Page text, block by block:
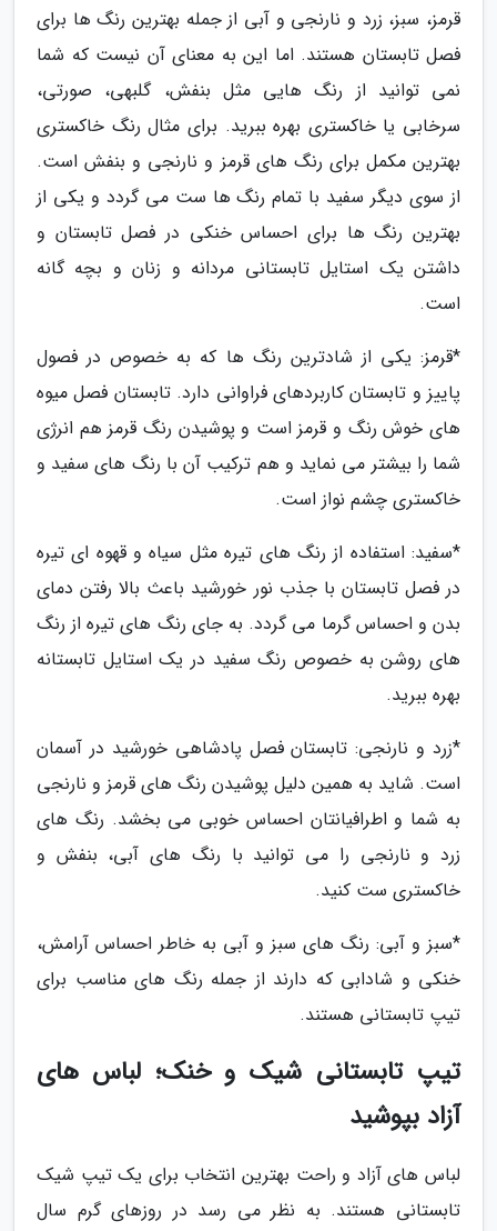
قرمز، سبز، زرد و نارنجی و آبی از جمله بهترین رنگ ها برای
فصل تابستان هستند. اما این به معنای آن نیست که شما
نمی توانید از رنگ هایی مثل بنفش، گلبهی، صورتی،
سرخابی یا خاکستری بهره ببرید. برای مثال رنگ خاکستری
بهترین مکمل برای رنگ های قرمز و نارنجی و بنفش است.
از سوی دیگر سفید با تمام رنگ ها ست می گردد و یکی از
بهترین رنگ ها برای احساس خنکی در فصل تابستان و
داشتن یک استایل تابستانی مردانه و زنان و بچه گانه
است.
*قرمز: یکی از شادترین رنگ ها که به خصوص در فصول
پاییز و تابستان کاربردهای فراوانی دارد. تابستان فصل میوه
های خوش رنگ و قرمز است و پوشیدن رنگ قرمز هم انرژی
شما را بیشتر می نماید و هم ترکیب آن با رنگ های سفید و
خاکستری چشم نواز است.
*سفید: استفاده از رنگ های تیره مثل سیاه و قهوه ای تیره
در فصل تابستان با جذب نور خورشید باعث بالا رفتن دمای
بدن و احساس گرما می گردد. به جای رنگ های تیره از رنگ
های روشن به خصوص رنگ سفید در یک استایل تابستانه
بهره ببرید.
*زرد و نارنجی: تابستان فصل پادشاهی خورشید در آسمان
است. شاید به همین دلیل پوشیدن رنگ های قرمز و نارنجی
به شما و اطرافیانتان احساس خوبی می بخشد. رنگ های
زرد و نارنجی را می توانید با رنگ های آبی، بنفش و
خاکستری ست کنید.
*سبز و آبی: رنگ های سبز و آبی به خاطر احساس آرامش،
خنکی و شادابی که دارند از جمله رنگ های مناسب برای
تیپ تابستانی هستند.
تیپ تابستانی شیک و خنک؛ لباس های
آزاد بپوشید
لباس های آزاد و راحت بهترین انتخاب برای یک تیپ شیک
تابستانی هستند. به نظر می رسد در روزهای گرم سال